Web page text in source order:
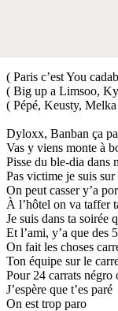
( Paris c’est You
( Big up a Limsoo,
( Pépé, Keusty,
Dyloxx, Banban ça
Vas y viens monte à
Pisse du ble-dia dans
Pas victime je suis sur
On peut casser y’a
À l’hôtel on va taffer
Je suis dans ta soirée
Et l’ami, y’a que des
On fait les choses
Ton équipe sur le
Pour 24 carrats négro
J’espère que t’es paré
On est trop paro